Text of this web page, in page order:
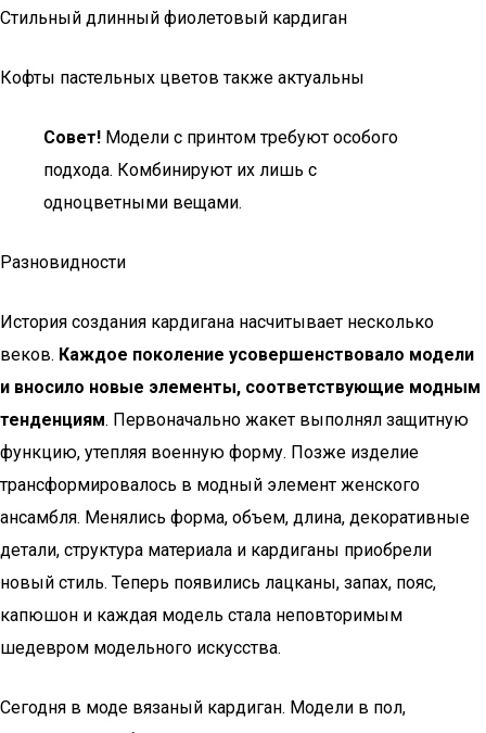
Стильный длинный фиолетовый кардиган
Кофты пастельных цветов также актуальны
Совет! Модели с принтом требуют особого
подхода. Комбинируют их лишь с
одноцветными вещами.
Разновидности
История создания кардигана насчитывает несколько
веков. Каждое поколение усовершенствовало модели
и вносило новые элементы, соответствующие модным
тенденциям. Первоначально жакет выполнял защитную
функцию, утепляя военную форму. Позже изделие
трансформировалось в модный элемент женского
ансамбля. Менялись форма, объем, длина, декоративные
детали, структура материала и кардиганы приобрели
новый стиль. Теперь появились лацканы, запах, пояс,
капюшон и каждая модель стала неповторимым
шедевром модельного искусства.
Сегодня в моде вязаный кардиган. Модели в пол,